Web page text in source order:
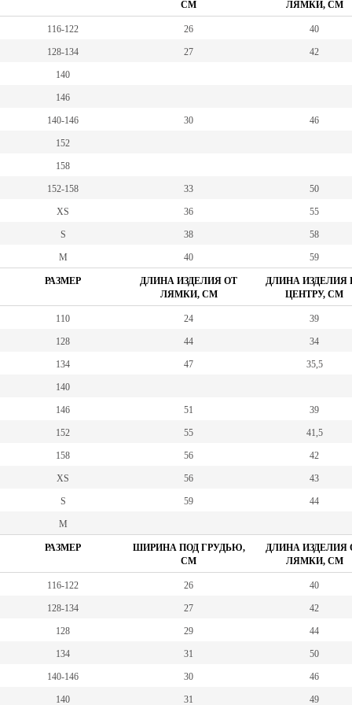
СМ ЛЯМКИ, СМ
116-122 26 40
128-134 27 42
140
146
140-146 30 46
152
158
152-158 33 50
XS 36 55
S 38 58
M 40 59
РАЗМЕР
ДЛИНА ИЗДЕЛИЯ ОТ
ЛЯМКИ, СМ
ДЛИНА ИЗДЕЛИЯ
ЦЕНТРУ, СМ
110 24 39
128 44 34
134 47 35,5
140
146 51 39
152 55 41,5
158 56 42
XS 56 43
S 59 44
M
РАЗМЕР
ШИРИНА ПОД ГРУДЬЮ,
СМ
ДЛИНА ИЗДЕЛИЯ
ЛЯМКИ, СМ
116-122 26 40
128-134 27 42
128 29 44
134 31 50
140-146 30 46
140 31 49